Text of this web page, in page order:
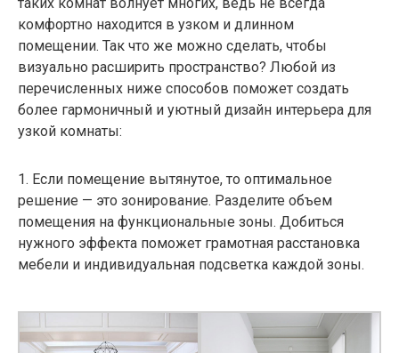
комфортно находится в узком и длинном
помещении. Так что же можно сделать, чтобы
визуально расширить пространство? Любой из
перечисленных ниже способов поможет создать
более гармоничный и уютный дизайн интерьера для
узкой комнаты:
1. Если помещение вытянутое, то оптимальное
решение — это зонирование. Разделите объем
помещения на функциональные зоны. Добиться
нужного эффекта поможет грамотная расстановка
мебели и индивидуальная подсветка каждой зоны.